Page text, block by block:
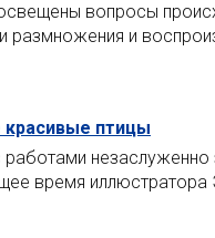
вопросы
размножения и
птицы
работами незаслуженно
время иллюстратора